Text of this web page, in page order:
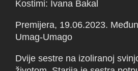
Kostimi: Ivana Bakal
Premijera, 19.06.2023.
Umag-Umago
Dvije sestre na izoliranoj